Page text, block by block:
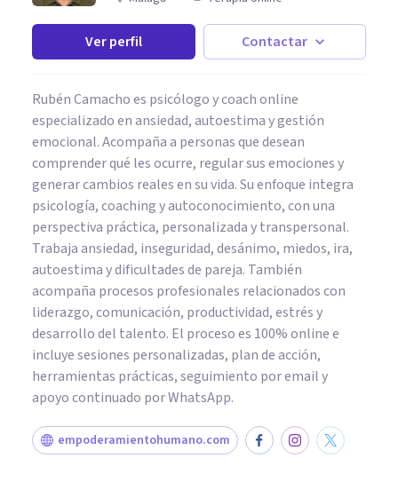
Ver perfil Contactar
Rubén Camacho es psicólogo y coach online
especializado en ansiedad, autoestima y gestión
emocional. Acompaña a personas que desean
comprender qué les ocurre, regular sus emociones y
generar cambios reales en su vida. Su enfoque integra
psicología, coaching y autoconocimiento, con una
perspectiva práctica, personalizada y transpersonal.
Trabaja ansiedad, inseguridad, desánimo, miedos, ira,
autoestima y dificultades de pareja. También
acompaña procesos profesionales relacionados con
liderazgo, comunicación, productividad, estrés y
desarrollo del talento. El proceso es 100% online e
incluye sesiones personalizadas, plan de acción,
herramientas prácticas, seguimiento por email y
apoyo continuado por WhatsApp.
empoderamientohumano.com